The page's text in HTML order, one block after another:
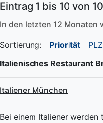
Eintrag 1 bis 10 von 10
In den letzten 12 Monaten
Sortierung: Priorität PLZ
Italienisches Restaurant
Italiener München
Bei einem Italiener